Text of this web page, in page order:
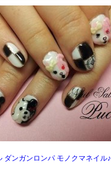
ダンガンロンパ モノクマネイル♪